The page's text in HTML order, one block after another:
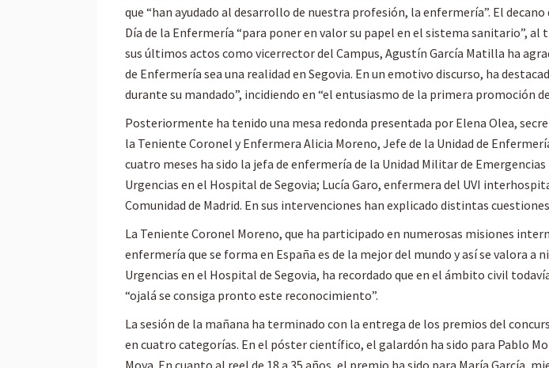
que “han ayudado al desarrollo de nuestra profesión, la enfermería”. El
Día de la Enfermería “para poner en valor su papel en el sistema sanitario”,
sus últimos actos como vicerrector del Campus, Agustín García Matilla ha
de Enfermería sea una realidad en Segovia. En un emotivo discurso, ha
durante su mandado”, incidiendo en “el entusiasmo de la primera promoción
Posteriormente ha tenido una mesa redonda presentada por Elena Olea,
la Teniente Coronel y Enfermera Alicia Moreno, Jefe de la Unidad de
cuatro meses ha sido la jefa de enfermería de la Unidad Militar de
Urgencias en el Hospital de Segovia; Lucía Garo, enfermera del UVI
Comunidad de Madrid. En sus intervenciones han explicado distintas
La Teniente Coronel Moreno, que ha participado en numerosas misiones
enfermería que se forma en España es de la mejor del mundo y así se valora
Urgencias en el Hospital de Segovia, ha recordado que en el ámbito civil
“ojalá se consiga pronto este reconocimiento”.
La sesión de la mañana ha terminado con la entrega de los premios del
en cuatro categorías. En el póster científico, el galardón ha sido para Pablo
Moya. En cuanto al reel de 18 a 35 años, el premio ha sido para María García,